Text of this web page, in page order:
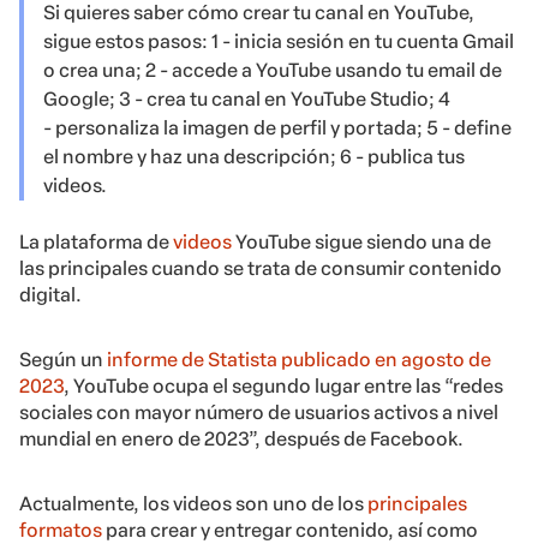
Si quieres saber cómo crear tu canal en YouTube,
sigue estos pasos: 1 - inicia sesión en tu cuenta Gmail
o crea una; 2 - accede a YouTube usando tu email de
Google; 3 - crea tu canal en YouTube Studio; 4
- personaliza la imagen de perfil y portada; 5 - define
el nombre y haz una descripción; 6 - publica tus
videos.
La plataforma devideosYouTube sigue siendo una de
las principales cuando se trata de consumir contenido
digital.
Según un informe de Statista publicado en agosto de
2023, YouTube ocupa el segundo lugar entre las “redes
sociales con mayor número de usuarios activos a nivel
mundial en enero de 2023”, después de Facebook.
Actualmente, los videos son uno de los principales
formatos para crear y entregar contenido, así como